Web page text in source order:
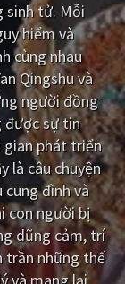
Kông
sinh tử. Mỗi
hiểm và
cùng nhau
Qingshu và
người đồng
được sự tin
gian phát triển
là câu chuyện
đình và
con người bị
dũng cảm, trí
trần những thế